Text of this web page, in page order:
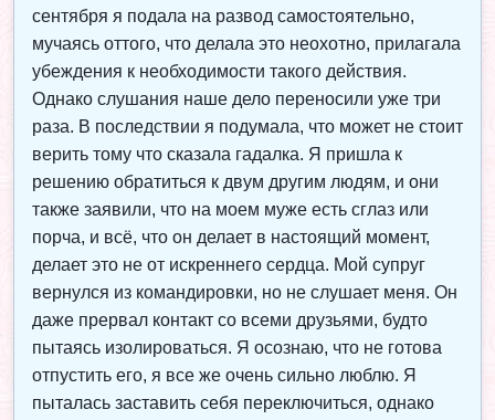
сентября я подала на развод самостоятельно,
мучаясь оттого, что делала это неохотно, прилагала
убеждения к необходимости такого действия.
Однако слушания наше дело переносили уже три
раза. В последствии я подумала, что может не стоит
верить тому что сказала гадалка. Я пришла к
решению обратиться к двум другим людям, и они
также заявили, что на моем муже есть сглаз или
порча, и всё, что он делает в настоящий момент,
делает это не от искреннего сердца. Мой супруг
вернулся из командировки, но не слушает меня. Он
даже прервал контакт со всеми друзьями, будто
пытаясь изолироваться. Я осознаю, что не готова
отпустить его, я все же очень сильно люблю. Я
пыталась заставить себя переключиться, однако